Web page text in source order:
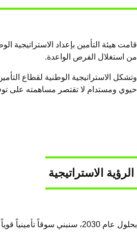
من استغلال الفرص الواعدة.
حيوي ومستدام لا تقتصر مساهمته على
الرؤية الاستراتيجية
بحلول عام 2030، سنبني سوقاً تأمينياً قوياً يدعم نمو المملكة من خلال التنوع الاقتصادي وتوفير الحماية للأ​فراد والأعمال.